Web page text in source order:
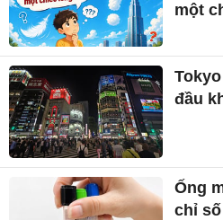
một
đầu
Ống
chỉ